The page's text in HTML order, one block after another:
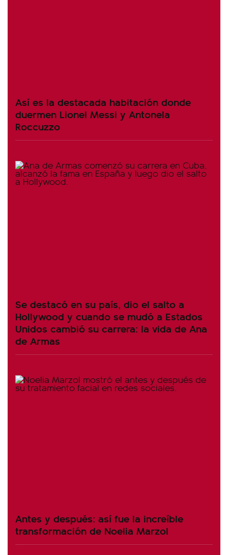
Así es la destacada habitación donde
duermen Lionel Messi y Antonela
Roccuzzo
Se destacó en su país, dio el salto a
Hollywood y cuando se mudó a Estados
Unidos cambió su carrera: la vida de Ana
de Armas
Antes y después: así fue la increíble
transformación de Noelia Marzol